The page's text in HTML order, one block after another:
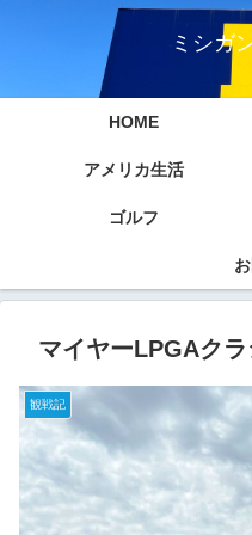
ミシガ
HOME
アメリカ生活
ゴルフ
マイヤーLPGAク
観戦記